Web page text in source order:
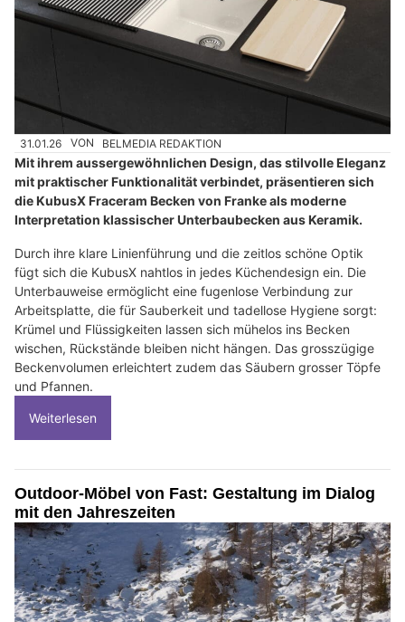
31.01.26 VON BELMEDIA REDAKTION
Mit ihrem aussergewöhnlichen Design, das stilvolle Eleganz
mit praktischer Funktionalität verbindet, präsentieren sich
die KubusX Fraceram Becken von Franke als moderne
Interpretation klassischer Unterbaubecken aus Keramik.
Durch ihre klare Linienführung und die zeitlos schöne Optik
fügt sich die KubusX nahtlos in jedes Küchendesign ein. Die
Unterbauweise ermöglicht eine fugenlose Verbindung zur
Arbeitsplatte, die für Sauberkeit und tadellose Hygiene sorgt:
Krümel und Flüssigkeiten lassen sich mühelos ins Becken
wischen, Rückstände bleiben nicht hängen. Das grosszügige
Beckenvolumen erleichtert zudem das Säubern grosser Töpfe
und Pfannen.
Weiterlesen
Outdoor-Möbel von Fast: Gestaltung im Dialog
mit den Jahreszeiten